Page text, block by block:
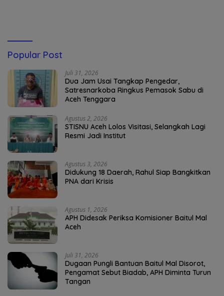
Popular Post
Juli 31, 2026
Dua Jam Usai Tangkap Pengedar,
Satresnarkoba Ringkus Pemasok Sabu di
Aceh Tenggara
Agustus 2, 2026
STISNU Aceh Lolos Visitasi, Selangkah Lagi
Resmi Jadi Institut
Agustus 3, 2026
Didukung 18 Daerah, Rahul Siap Bangkitkan
PNA dari Krisis
Agustus 1, 2026
APH Didesak Periksa Komisioner Baitul Mal
Aceh
Juli 31, 2026
Dugaan Pungli Bantuan Baitul Mal Disorot,
Pengamat Sebut Biadab, APH Diminta Turun
Tangan